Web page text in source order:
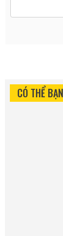
CÓ THỂ